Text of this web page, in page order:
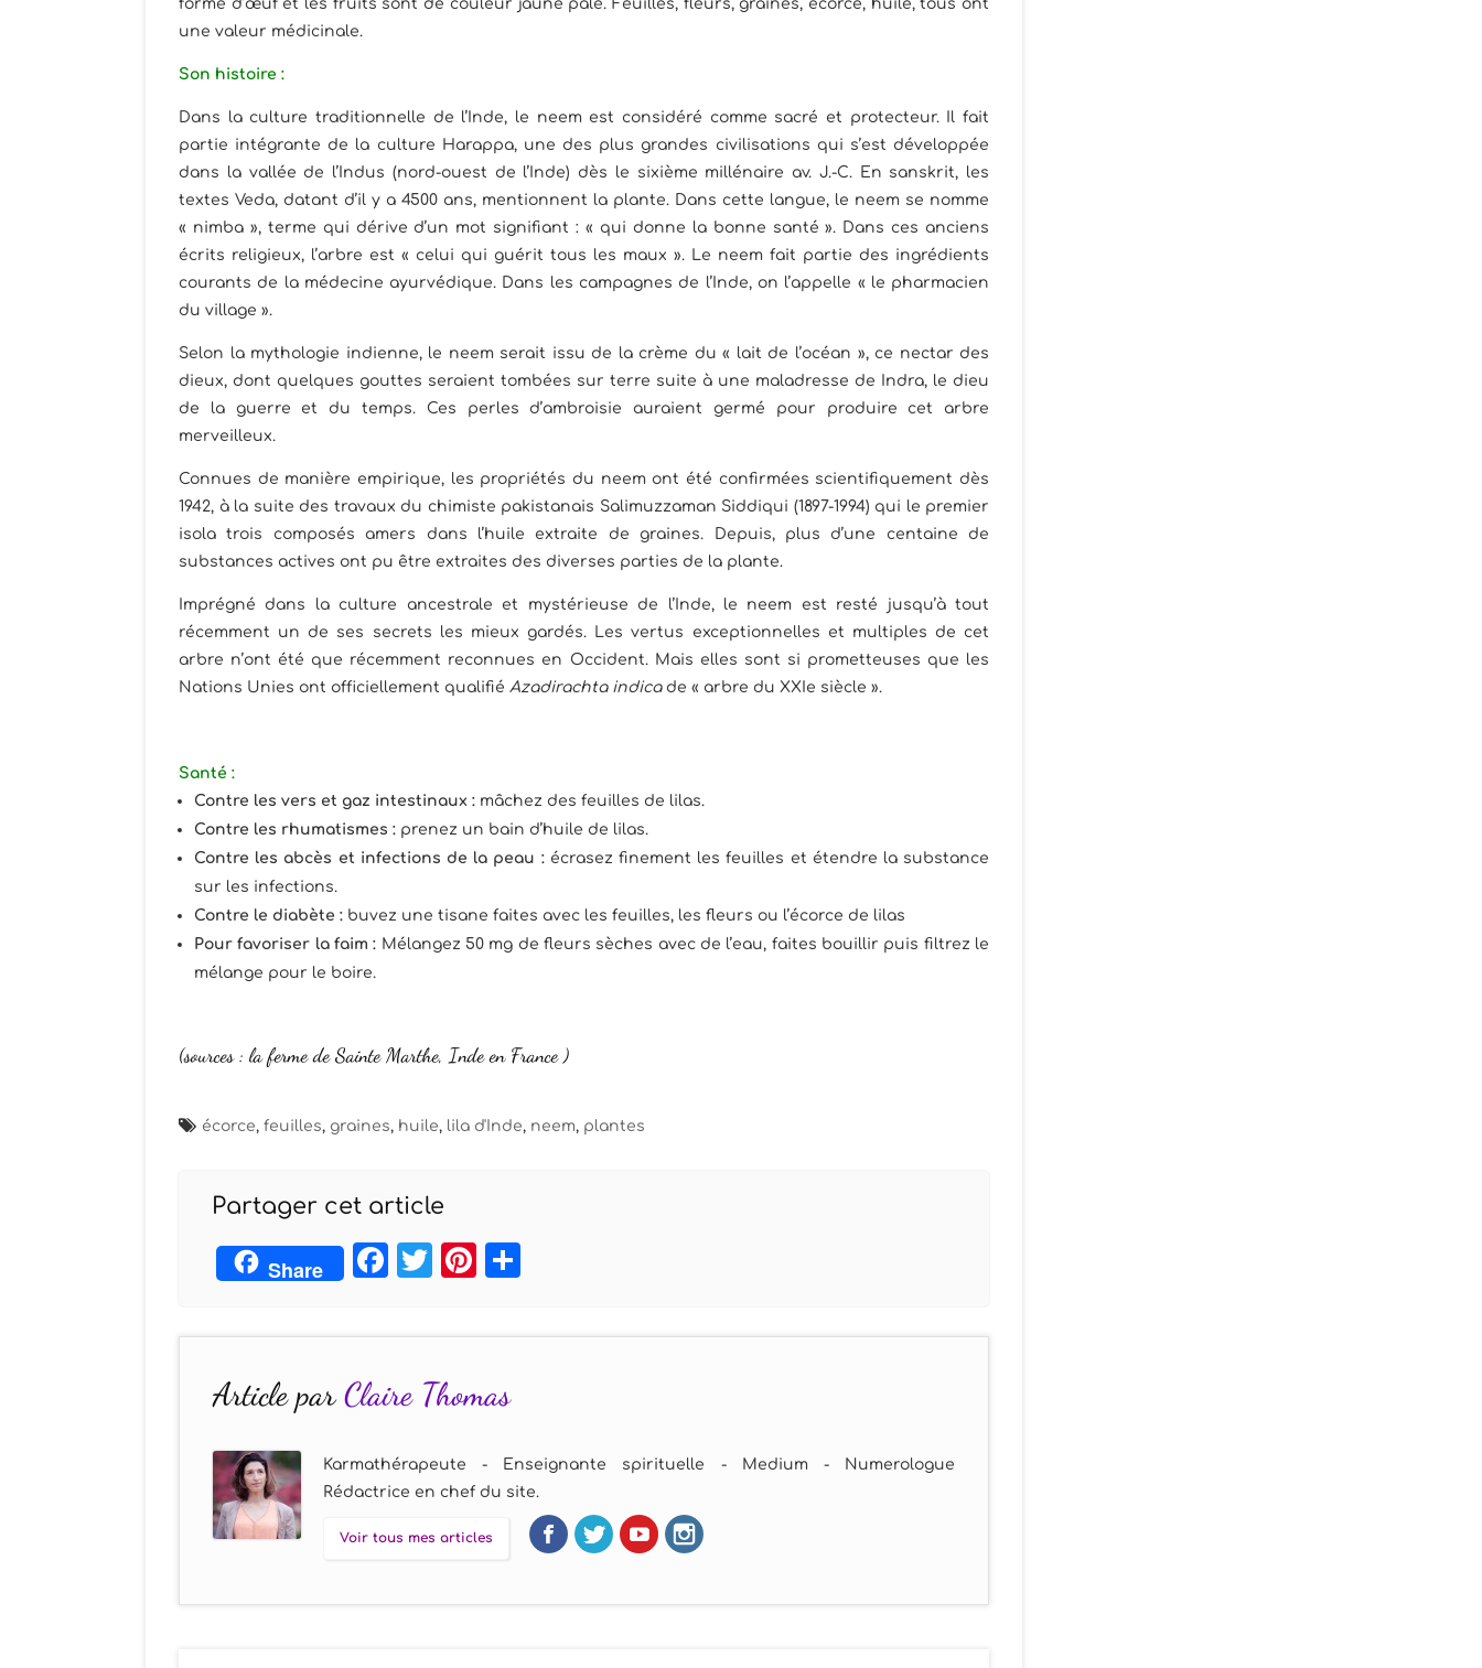
forme d’œuf et les fruits sont de couleur jaune pâle. Feuilles, fleurs, graines, écorce, huile, tous ont
une valeur médicinale.
Son histoire :
Dans la culture traditionnelle de l’Inde, le neem est considéré comme sacré et protecteur. Il fait
partie intégrante de la culture Harappa, une des plus grandes civilisations qui s’est développée
dans la vallée de l’Indus (nord-ouest de l’Inde) dès le sixième millénaire av. J.-C. En sanskrit, les
textes Veda, datant d’il y a 4500 ans, mentionnent la plante. Dans cette langue, le neem se nomme
« nimba », terme qui dérive d’un mot signifiant : « qui donne la bonne santé ». Dans ces anciens
écrits religieux, l’arbre est « celui qui guérit tous les maux ». Le neem fait partie des ingrédients
courants de la médecine ayurvédique. Dans les campagnes de l’Inde, on l’appelle « le pharmacien
du village ».
Selon la mythologie indienne, le neem serait issu de la crème du « lait de l’océan », ce nectar des
dieux, dont quelques gouttes seraient tombées sur terre suite à une maladresse de Indra, le dieu
de la guerre et du temps. Ces perles d’ambroisie auraient germé pour produire cet arbre
merveilleux.
Connues de manière empirique, les propriétés du neem ont été confirmées scientifiquement dès
1942, à la suite des travaux du chimiste pakistanais Salimuzzaman Siddiqui (1897-1994) qui le premier
isola trois composés amers dans l’huile extraite de graines. Depuis, plus d’une centaine de
substances actives ont pu être extraites des diverses parties de la plante.
Imprégné dans la culture ancestrale et mystérieuse de l’Inde, le neem est resté jusqu’à tout
récemment un de ses secrets les mieux gardés. Les vertus exceptionnelles et multiples de cet
arbre n’ont été que récemment reconnues en Occident. Mais elles sont si prometteuses que les
Nations Unies ont officiellement qualifié Azadirachta indicade « arbre du XXIe siècle ».
Santé :
Contre les vers et gaz intestinaux : mâchez des feuilles de lilas.
Contre les rhumatismes : prenez un bain d’huile de lilas.
Contre les abcès et infections de la peau :écrasez finement les feuilles et étendre la substance
sur les infections.
Contre le diabète : buvez une tisane faites avec les feuilles, les fleurs ou l’écorce de lilas
Pour favoriser la faim : Mélangez 50 mg de fleurs sèches avec de l’eau, faites bouillir puis filtrez le
mélange pour le boire.
(sources : la ferme de Sainte Marthe, Inde en France)
écorce, feuilles, graines, huile, lila d'Inde, neem, plantes
Partager cet article
Share Facebook
TwitterPinterest
Article parClaire Thomas
Karmathérapeute - Enseignante spirituelle - Medium - Numerologue
Rédactrice en chef du site.
Voir tous mes articles